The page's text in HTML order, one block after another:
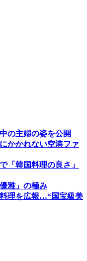
の主婦の姿を公開
かかれない空港ファ
「韓国料理の良さ」
雅」の極み
理を広報…“国宝級美